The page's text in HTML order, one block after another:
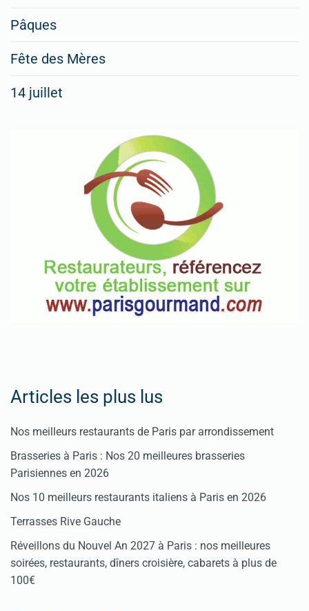
Pâques
Fête des Mères
14 juillet
Articles les plus lus
Nos meilleurs restaurants de Paris par arrondissement
Brasseries à Paris : Nos 20 meilleures brasseries
Parisiennes en 2026
Nos 10 meilleurs restaurants italiens à Paris en 2026
Terrasses Rive Gauche
Réveillons du Nouvel An 2027 à Paris : nos meilleures
soirées, restaurants, dîners croisière, cabarets à plus de
100€